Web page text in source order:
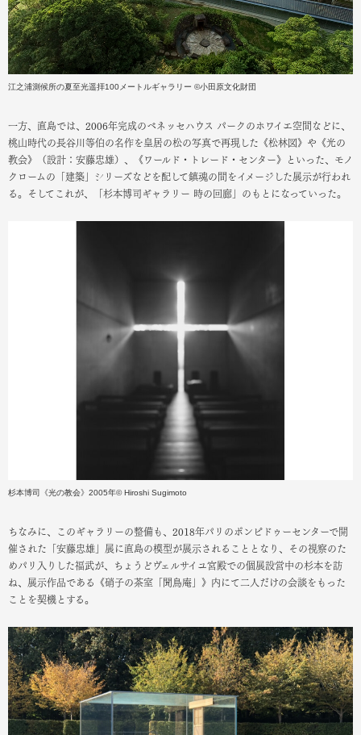
江之浦測候所の夏至光遥拝100メートルギャラリー ©小田原文化財団
一方、直島では、2006年完成のベネッセハウス パークのホワイエ空間などに、
桃山時代の長谷川等伯の名作を皇居の松の写真で再現した《松林図》や《光の
教会》（設計：安藤忠雄）、《ワールド・トレード・センター》といった、モノ
クロームの「建築」シリーズなどを配して鎮魂の間をイメージした展示が行われ
る。そしてこれが、「杉本博司ギャラリー 時の回廊」のもとになっていった。
杉本博司《光の教会》2005年© Hiroshi Sugimoto
ちなみに、このギャラリーの整備も、2018年パリのポンピドゥーセンターで開
催された「安藤忠雄」展に直島の模型が展示されることとなり、その視察のた
めパリ入りした福武が、ちょうどヴェルサイユ宮殿での個展設営中の杉本を訪
ね、展示作品である《硝子の茶室「聞鳥庵」》内にて二人だけの会談をもった
ことを契機とする。